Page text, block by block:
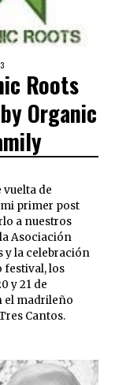
Roots
Organic
vuelta de
primer post
a nuestros
Asociación
y la celebración
festival, los
y 21 de
el madrileño
Cantos.